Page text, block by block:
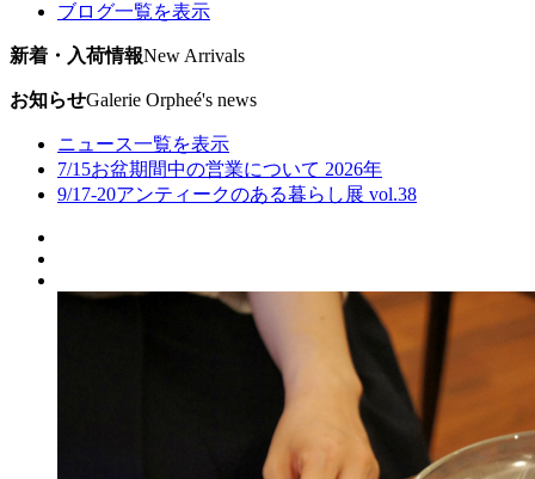
ブログ一覧を表示
新着・入荷情報New Arrivals
お知らせGalerie Orpheé's news
ニュース一覧を表示
7/15お盆期間中の営業について 2026年
9/17-20アンティークのある暮らし展 vol.38